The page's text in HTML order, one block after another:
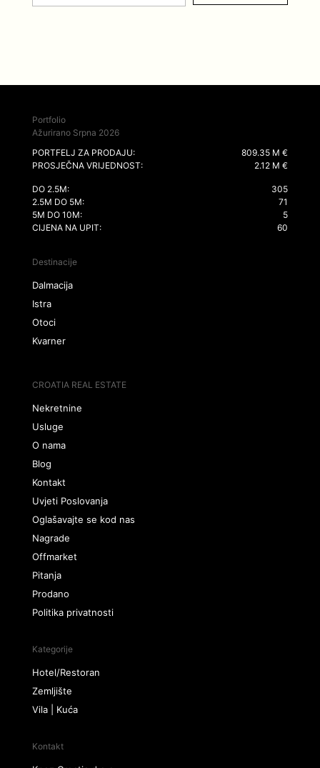
Portfolio
Ažurirano Srpna 2026
PORTFELJ ZA PRODAJU:
809.35 M €
PROSJEČNA VRIJEDNOST:
2.12 M €
DO 2.5M:
305
2.5M DO 5M:
71
5M DO 10M:
5
CIJENA NA UPIT:
60
Destinacije
Dalmacija
Istra
Otoci
Kvarner
CROATIA REAL ESTATE
Nekretnine
Usluge
O nama
Blog
Kontakt
Uvjeti Poslovanja
Oglašavajte se kod nas
Nagrade
Offmarket
Pitanja
Prodano
Politika privatnosti
Kategorije
Hotel/Restoran
Zemljište
Vila | Kuća
Kontakt